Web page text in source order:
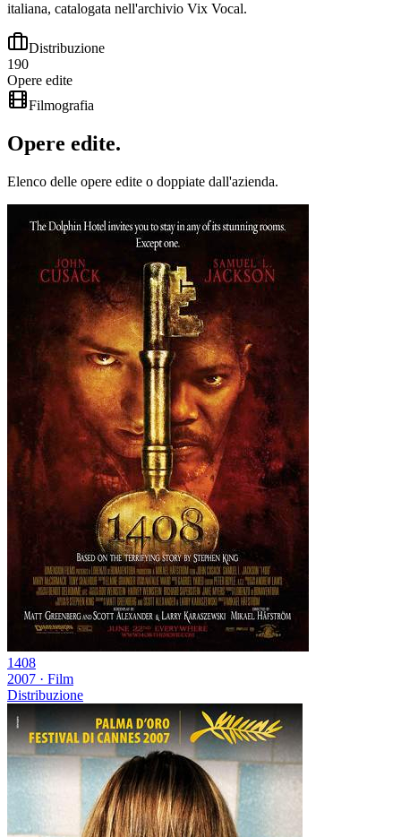
italiana, catalogata nell'archivio Vix Vocal.
Distribuzione
190
Opere edite
Filmografia
Opere edite.
Elenco delle opere edite o doppiate dall'azienda.
1408
2007 · Film
Distribuzione